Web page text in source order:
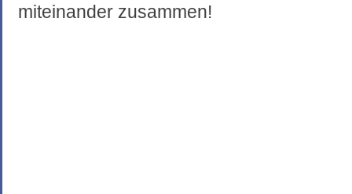
miteinander zusammen!